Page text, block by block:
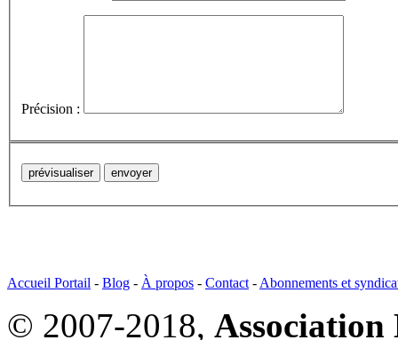
Précision :
Accueil Portail - Blog - À propos - Contact - Abonnements et
© 2007-2018, Association